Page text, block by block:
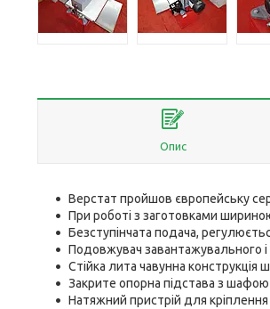
Опис
Верстат пройшов європейську
При роботі з заготовками
Безступінчата подача,
Подовжувач завантажувального
Стійка лита чавунна конструкція
Закрите опорна підстава з шафою
Натяжний пристрій для